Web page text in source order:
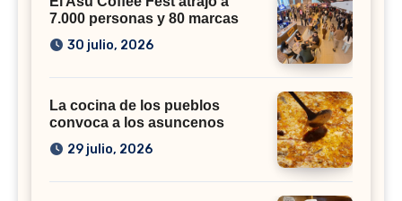
7.000 personas y 80 marcas
30 julio, 2026
La cocina de los pueblos
convoca a los asuncenos
29 julio, 2026